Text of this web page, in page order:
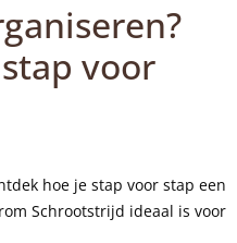
voor
hoe je stap voor stap een
Schrootstrijd ideaal is voor